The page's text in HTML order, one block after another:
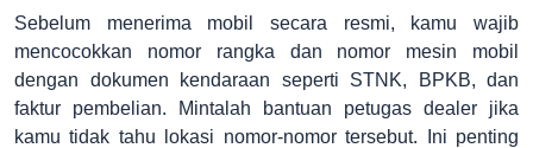
Sebelum menerima mobil secara resmi, kamu wajib
mencocokkan nomor rangka dan nomor mesin mobil
dengan dokumen kendaraan seperti STNK, BPKB, dan
faktur pembelian. Mintalah bantuan petugas dealer jika
kamu tidak tahu lokasi nomor-nomor tersebut. Ini penting